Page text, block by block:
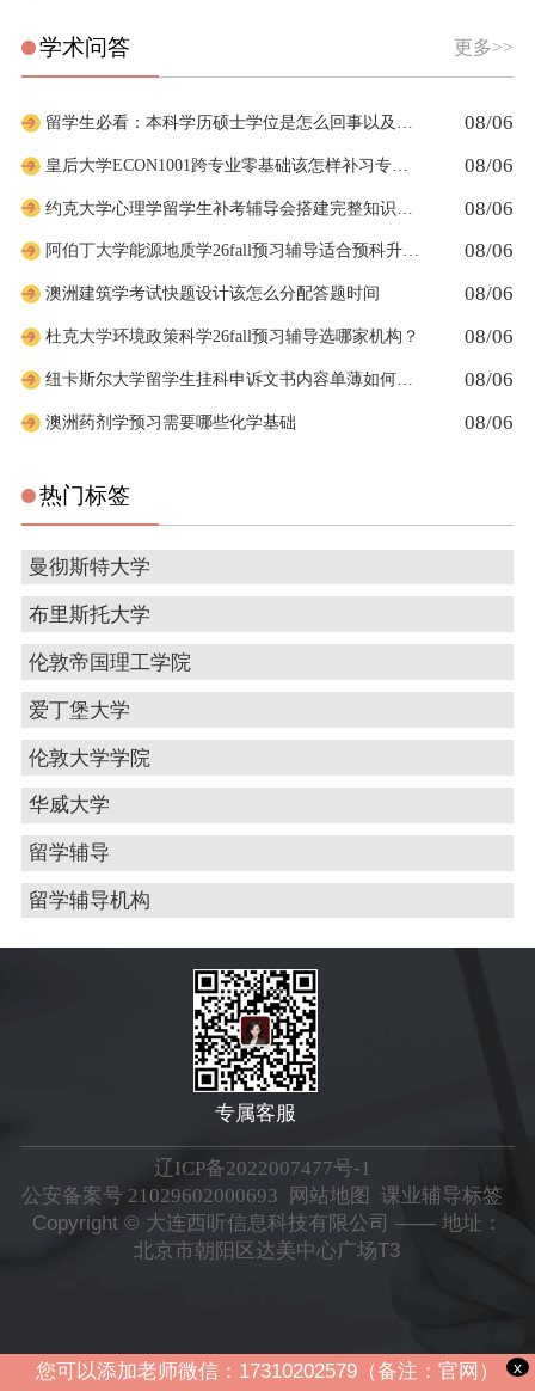
学术问答 更多>>
08/06
皇后大学ECON1001跨专业零基础该怎样补习专业课 08/06
08/06
阿伯丁大学能源地质学26fall预习辅导适合预科升本科吗 08/06
澳洲建筑学考试快题设计该怎么分配答题时间 08/06
杜克大学环境政策科学26fall预习辅导选哪家机构？ 08/06
纽卡斯尔大学留学生挂科申诉文书内容单薄如何充实材料 08/06
澳洲药剂学预习需要哪些化学基础 08/06
热门标签
曼彻斯特大学
布里斯托大学
伦敦帝国理工学院
爱丁堡大学
伦敦大学学院
华威大学
留学辅导
留学辅导机构
您可以添加老师微信：17310202579（备注：官网） x
专属客服
辽ICP备2022007477号-1
公安备案号 21029602000693
网站地图
课业辅导标签
Copyright © 大连西听信息科技有限公司 —— 地址：
北京市朝阳区达美中心广场T3